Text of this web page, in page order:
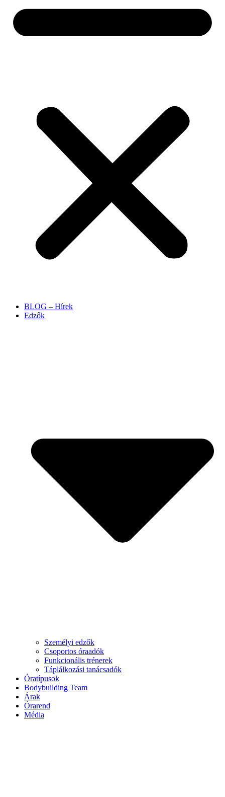
BLOG – Hírek
Edzők
Személyi edzők
Csoportos óraadók
Funkcionális trénerek
Táplálkozási tanácsadók
Óratípusok
Bodybuilding Team
Árak
Órarend
Média